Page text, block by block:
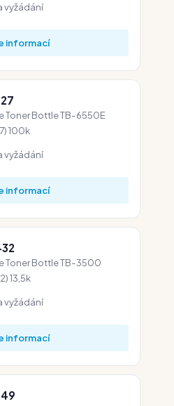
vyžádání
informací
Toner Bottle TB-6550E
100k
vyžádání
informací
Toner Bottle TB-3500
13,5k
vyžádání
informací